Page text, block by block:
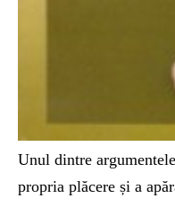
Unul dintre
propria plăcere și a